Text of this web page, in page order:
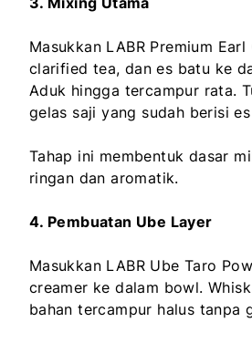
Masukkan LABR Premium
clarified tea, dan es batu ke
Aduk hingga tercampur rata.
gelas saji yang sudah berisi
Tahap ini membentuk dasar
ringan dan aromatik.
4. Pembuatan Ube Layer
Masukkan LABR Ube Taro
creamer ke dalam bowl.
bahan tercampur halus tanpa